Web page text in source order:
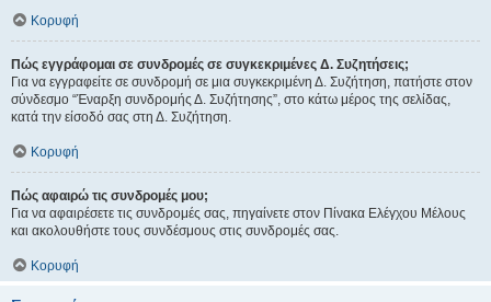
Κορυφή
Πώς εγγράφομαι σε συνδρομές σε συγκεκριμένες Δ. Συζητήσεις;
Για να εγγραφείτε σε συνδρομή σε μια συγκεκριμένη Δ. Συζήτηση, πατήστε στον
σύνδεσμο “Έναρξη συνδρομής Δ. Συζήτησης”, στο κάτω μέρος της σελίδας,
κατά την είσοδό σας στη Δ. Συζήτηση.
Κορυφή
Πώς αφαιρώ τις συνδρομές μου;
Για να αφαιρέσετε τις συνδρομές σας, πηγαίνετε στον Πίνακα Ελέγχου Μέλους
και ακολουθήστε τους συνδέσμους στις συνδρομές σας.
Κορυφή